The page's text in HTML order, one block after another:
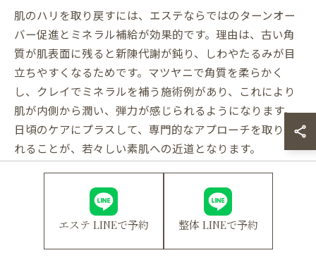
肌のハリを取り戻すには、エステならではのターンオー
バー促進とミネラル補給が効果的です。理由は、古い角
質が肌表面に残ると新陳代謝が鈍り、しわやたるみが目
立ちやすくなるためです。マツヤニで角質を柔らかく
し、クレイでミネラルを補う施術例があり、これにより
肌が内側から潤い、弾力が感じられるようになります。
日頃のケアにプラスして、専門的なアプローチを取り入
れることが、若々しい素肌への近道となります。
美容皮膚科とエステのしわケアの違いを解説
しわケアには美容皮膚科とエステの2つの選択肢があり
ますが、アプローチ方法が異なります。エステは肌本来
の機能を高めることを重視し、ターンオーバーやミネラ
エステ LINEで予約 整体 LINEで予約